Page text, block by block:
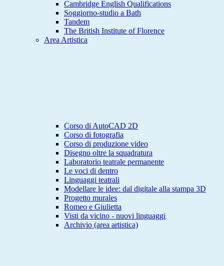
Cambridge English Qualifications
Soggiorno-studio a Bath
Tandem
The British Institute of Florence
Area Artistica
Corso di AutoCAD 2D
Corso di fotografia
Corso di produzione video
Disegno oltre la squadratura
Laboratorio teatrale permanente
Le voci di dentro
Linguaggi teatrali
Modellare le idee: dal digitale alla stampa 3D
Progetto murales
Romeo e Giulietta
Visti da vicino - nuovi linguaggi
Archivio (area artistica)